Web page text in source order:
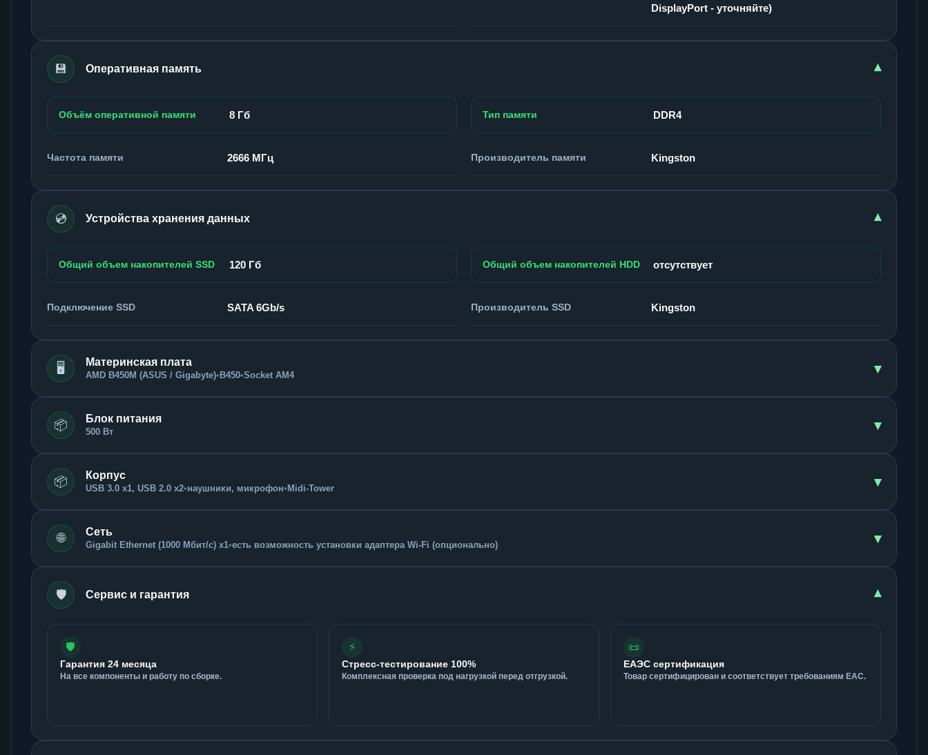
DisplayPort - уточняйте)
💾 Оперативная память ▾
Объём оперативной памяти 8 Гб Тип памяти DDR4
Частота памяти 2666 МГц Производитель памяти Kingston
💿 Устройства хранения данных ▾
Общий объем накопителей SSD 120 Гб Общий объем накопителей HDD отсутствует
Подключение SSD SATA 6Gb/s Производитель SSD Kingston
🖥️ Материнская плата
AMD B450M (ASUS / Gigabyte)• B450•Socket AM4 ▾
📦 Блок питания
500 Вт ▾
📦 Корпус
USB 3.0 x1, USB 2.0 x2•наушники, микрофон• Midi-Tower ▾
🌐 Сеть
Gigabit Ethernet (1000 Мбит/с) x1•есть возможность установки адаптера Wi-Fi (опционально) ▾
🛡️ Сервис и гарантия ▾
🛡️
Гарантия 24 месяца
На все компоненты и работу по сборке.
⚡
Стресс-тестирование 100%
Комплексная проверка под нагрузкой перед отгрузкой.
📜
ЕАЭС сертификация
Товар сертифицирован и соответствует требованиям ЕАС.